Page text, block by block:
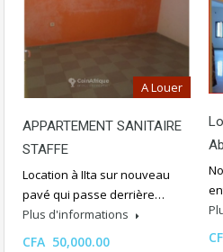
A Louer
APPARTEMENT SANITAIRE
STAFFE
Location à IIta sur nouveau
pavé qui passe derrière…
Plus d'informations
CFA 50,000.00